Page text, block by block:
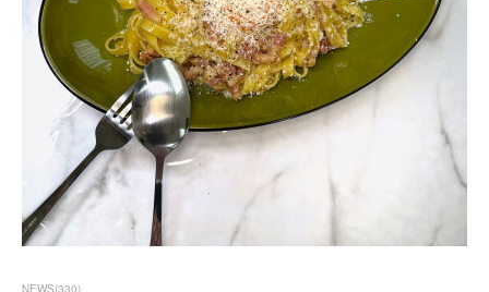
NEWS(330)